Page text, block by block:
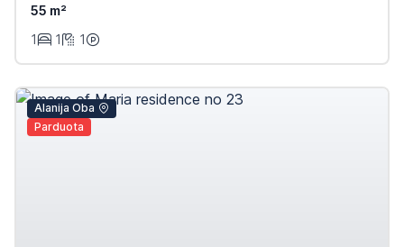
55 m²
1
1 1
Alanija Oba
Parduota